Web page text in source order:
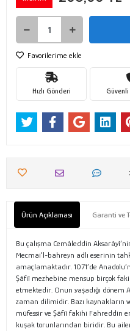
Favorilerime ekle
Hızlı Gönderi Güvenli
Ürün Açıklaması Garanti ve
Bu çalışma Cemâleddin
Mecmai'l-bahreyn adlı eserinin
amaçlamaktadır. 1071’de
Şâfiî mezhebine mensup birçok
etmektedir. Onun yaşadığı
zaman dilimidir. Bazı kaynakların
müfessir ve Şâfiî fakihi Fahreddin
kuşak torunlarından biridir. Bu